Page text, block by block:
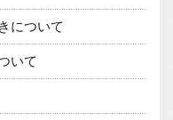
について
いて